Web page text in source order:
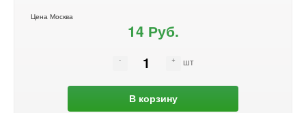
Цена Москва
14 Руб.
шт
В корзину